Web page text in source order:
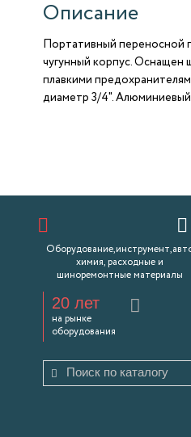
Описание
Портативный переносной
чугунный корпус. Оснащен
плавкими
диаметр 3/4".
химия, расходные и
шиноремонтные материалы
20 лет
на рынке
оборудования